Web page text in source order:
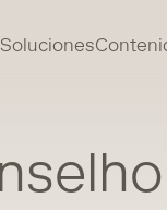
Soluciones